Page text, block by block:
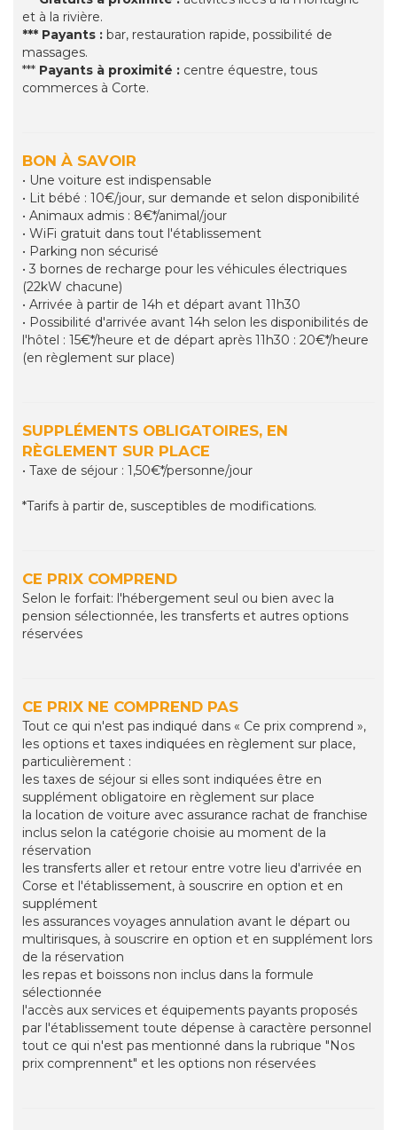
et à la rivière.
*** Payants : bar, restauration rapide, possibilité de
massages.
*** Payants à proximité : centre équestre, tous
commerces à Corte.
BON À SAVOIR
• Une voiture est indispensable
• Lit bébé : 10€/jour, sur demande et selon disponibilité
• Animaux admis : 8€*/animal/jour
• WiFi gratuit dans tout l'établissement
• Parking non sécurisé
• 3 bornes de recharge pour les véhicules électriques
(22kW chacune)
• Arrivée à partir de 14h et départ avant 11h30
• Possibilité d'arrivée avant 14h selon les disponibilités de
l'hôtel : 15€*/heure et de départ après 11h30 : 20€*/heure
(en règlement sur place)
SUPPLÉMENTS OBLIGATOIRES, EN
RÈGLEMENT SUR PLACE
• Taxe de séjour : 1,50€*/personne/jour
*Tarifs à partir de, susceptibles de modifications.
CE PRIX COMPREND
Selon le forfait: l'hébergement seul ou bien avec la
pension sélectionnée, les transferts et autres options
réservées
CE PRIX NE COMPREND PAS
Tout ce qui n'est pas indiqué dans « Ce prix comprend »,
les options et taxes indiquées en règlement sur place,
particulièrement :
les taxes de séjour si elles sont indiquées être en
supplément obligatoire en règlement sur place
la location de voiture avec assurance rachat de franchise
inclus selon la catégorie choisie au moment de la
réservation
les transferts aller et retour entre votre lieu d'arrivée en
Corse et l'établissement, à souscrire en option et en
supplément
les assurances voyages annulation avant le départ ou
multirisques, à souscrire en option et en supplément lors
de la réservation
les repas et boissons non inclus dans la formule
sélectionnée
l'accès aux services et équipements payants proposés
par l'établissement toute dépense à caractère personnel
tout ce qui n'est pas mentionné dans la rubrique "Nos
prix comprennent" et les options non réservées